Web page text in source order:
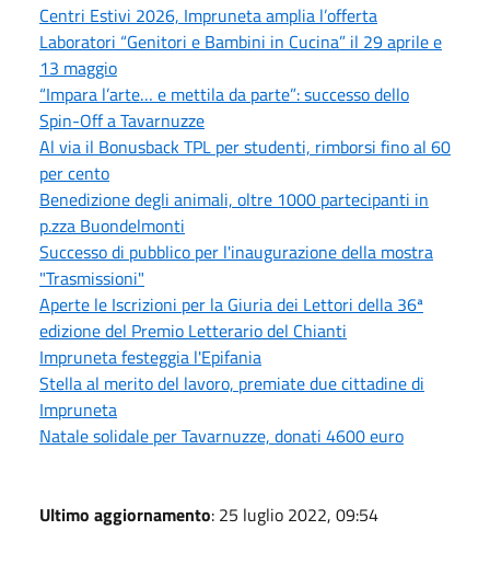
Centri Estivi 2026, Impruneta amplia l’offerta
Laboratori “Genitori e Bambini in Cucina” il 29 aprile e
13 maggio
“Impara l’arte… e mettila da parte”: successo dello
Spin-Off a Tavarnuzze
Al via il Bonusback TPL per studenti, rimborsi fino al 60
per cento
Benedizione degli animali, oltre 1000 partecipanti in
p.zza Buondelmonti
Successo di pubblico per l'inaugurazione della mostra
"Trasmissioni"
Aperte le Iscrizioni per la Giuria dei Lettori della 36ª
edizione del Premio Letterario del Chianti
Impruneta festeggia l'Epifania
Stella al merito del lavoro, premiate due cittadine di
Impruneta
Natale solidale per Tavarnuzze, donati 4600 euro
Ultimo aggiornamento: 25 luglio 2022, 09:54